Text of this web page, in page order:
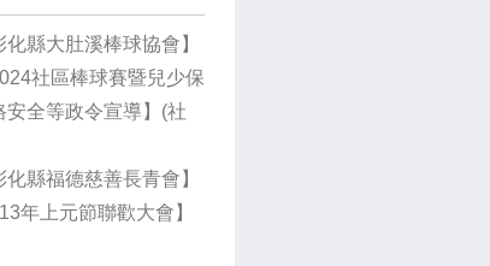
縣大肚溪棒球協會】
社區棒球賽暨兒少保
安全等政令宣導】(社
縣福德慈善長青會】
年上元節聯歡大會】